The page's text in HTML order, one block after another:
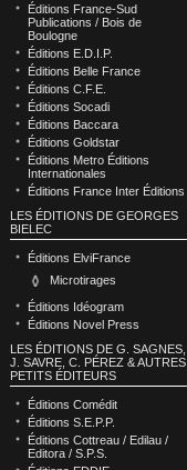
Éditions France-Sud
Publications / Bois de
Boulogne
Éditions E.D.I.P.
Éditions Belle France
Éditions C.F.E.
Éditions Socadi
Éditions Baccara
Éditions Goldstar
Éditions Metro Éditions
Internationales
Éditions France Inter Éditions
LES ÉDITIONS DE GEORGES
BIELEC
Éditions ElviFrance
Microtirages
Éditions Idéogram
Éditions Novel Press
LES ÉDITIONS DE G. SAGNES,
J. SAVRE, C. PÉREZ & AUTRES
PETITS ÉDITEURS
Éditions Comédit
Éditions S.E.P.P.
Éditions Cottreau / Edilau /
Editora / S.P.S.